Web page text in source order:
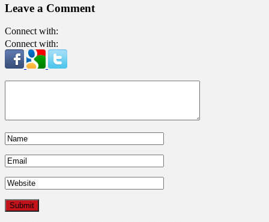
Leave a Comment
Connect with:
Connect with: